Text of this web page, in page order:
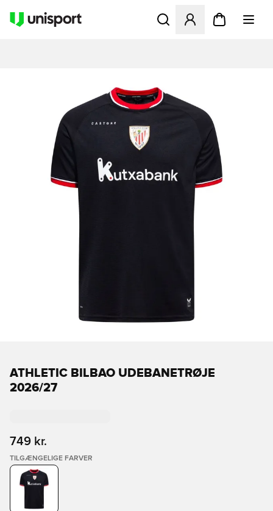
Åbner en Modal til at
ATHLETIC BILBAO UDEBANETRØJE
2026/27
749 kr.
TILGÆNGELIGE FARVER